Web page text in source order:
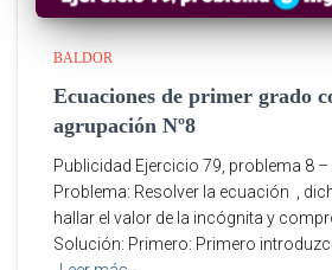
BALDOR
Ecuaciones de primer grado
agrupación Nº8
Publicidad Ejercicio 79, problema 8
Problema: Resolver la ecuación ,
hallar el valor de la incógnita y
Solución: Primero: Primero